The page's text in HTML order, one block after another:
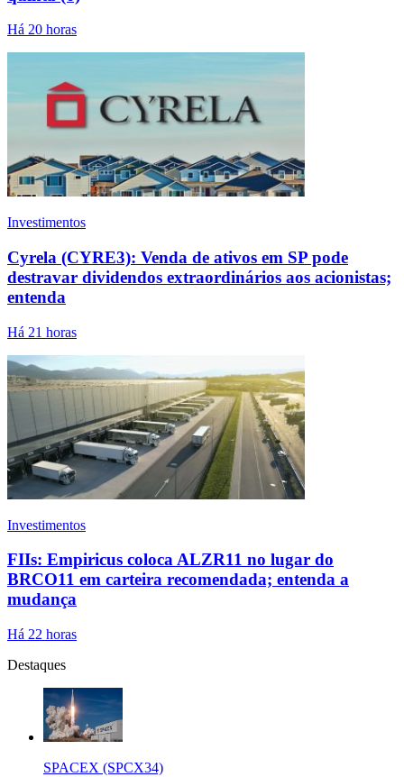
Há 20 horas
Investimentos
Cyrela (CYRE3): Venda de ativos em SP pode
destravar dividendos extraordinários aos acionistas;
entenda
Há 21 horas
Investimentos
FIIs: Empiricus coloca ALZR11 no lugar do
BRCO11 em carteira recomendada; entenda a
mudança
Há 22 horas
Destaques
SPACEX (SPCX34)